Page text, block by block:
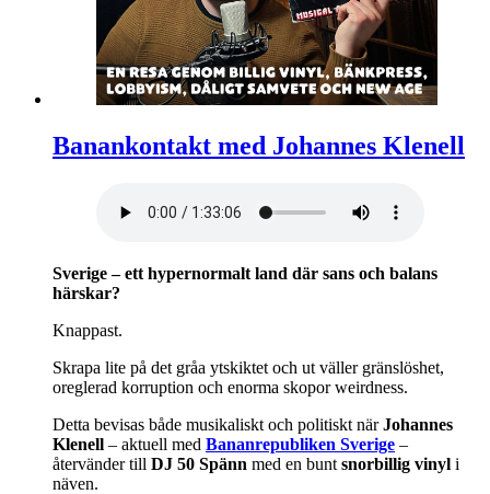
Banankontakt med Johannes Klenell
Sverige – ett hypernormalt land där sans och balans
härskar?
Knappast.
Skrapa lite på det gråa ytskiktet och ut väller gränslöshet,
oreglerad korruption och enorma skopor weirdness.
Detta bevisas både musikaliskt och politiskt närJohannes
Klenell – aktuell med Bananrepubliken Sverige –
återvänder till DJ 50 Spänn med en bunt snorbillig vinyl i
näven.